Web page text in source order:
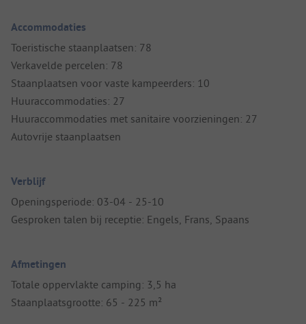
Accommodaties
Toeristische staanplaatsen: 78
Verkavelde percelen: 78
Staanplaatsen voor vaste kampeerders: 10
Huuraccommodaties: 27
Huuraccommodaties met sanitaire voorzieningen: 27
Autovrije staanplaatsen
Verblijf
Openingsperiode: 03-04 - 25-10
Gesproken talen bij receptie: Engels, Frans, Spaans
Afmetingen
Totale oppervlakte camping: 3,5 ha
Staanplaatsgrootte: 65 - 225 m²